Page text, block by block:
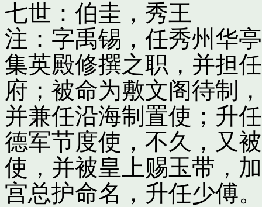
七世：伯圭，秀王
注：字禹锡，任秀州华
集英殿修撰之职，并担
府；被命为敷文阁待制
并兼任沿海制置使；升
德军节度使，不久，又
使，并被皇上赐玉带，
宫总护命名，升任少傅